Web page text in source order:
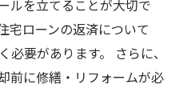
ルを立てることが大切で
宅ローンの返済について
要があります。 さらに、
前に修繕・リフォームが必